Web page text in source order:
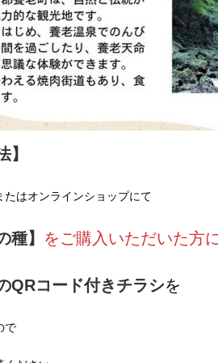
】
たはオンラインショップにて
種】 をご購入いただいた方
QRコード付きチラシを
で